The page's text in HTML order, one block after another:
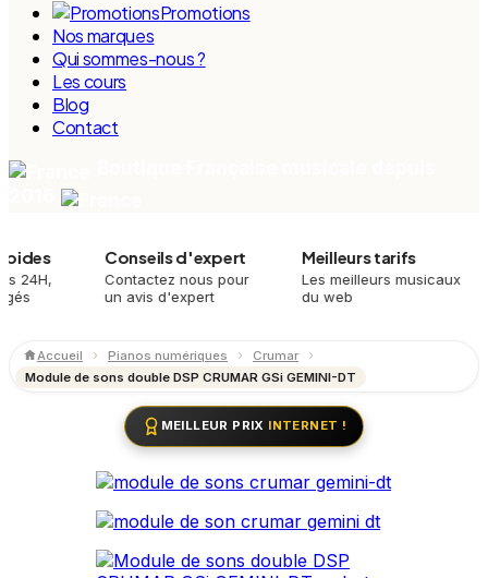
Promotions
Nos marques
Qui sommes-nous ?
Les cours
Blog
Contact
Conseils d'expert
Contactez nous pour
un avis d'expert
Meilleurs tarifs
Les meilleurs musicaux
du web
Accueil Pianos numériques
Crumar
Module de sons double DSP CRUMAR GSi GEMINI-DT
MEILLEUR PRIX INTERNET !